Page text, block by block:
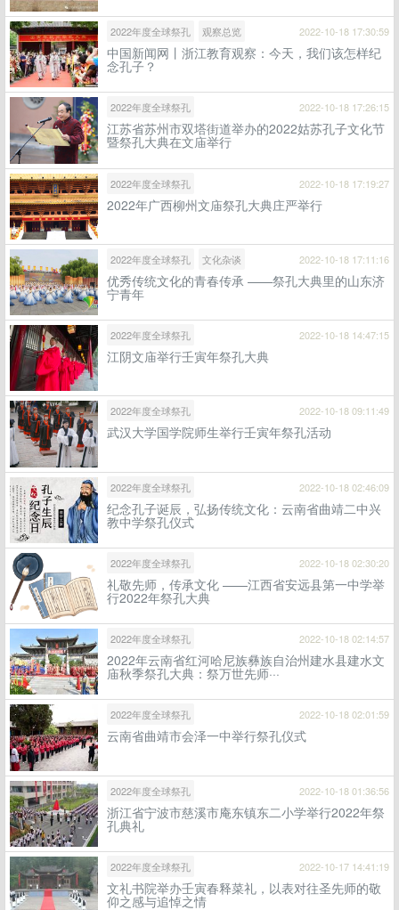
2022年度全球祭孔 观察总览 2022-10-18 17:30:59
中国新闻网丨浙江教育观察：今天，我们该怎样纪
念孔子？
2022年度全球祭孔 2022-10-18 17:26:15
江苏省苏州市双塔街道举办的2022姑苏孔子文化节
暨祭孔大典在文庙举行
2022年度全球祭孔 2022-10-18 17:19:27
2022年广西柳州文庙祭孔大典庄严举行
2022年度全球祭孔 文化杂谈 2022-10-18 17:11:16
优秀传统文化的青春传承 ——祭孔大典里的山东济
宁青年
2022年度全球祭孔 2022-10-18 14:47:15
江阴文庙举行壬寅年祭孔大典
2022年度全球祭孔 2022-10-18 09:11:49
武汉大学国学院师生举行壬寅年祭孔活动
2022年度全球祭孔 2022-10-18 02:46:09
纪念孔子诞辰，弘扬传统文化：云南省曲靖二中兴
教中学祭孔仪式
2022年度全球祭孔 2022-10-18 02:30:20
礼敬先师，传承文化 ——江西省安远县第一中学举
行2022年祭孔大典
2022年度全球祭孔 2022-10-18 02:14:57
2022年云南省红河哈尼族彝族自治州建水县建水文
庙秋季祭孔大典：祭万世先师···
2022年度全球祭孔 2022-10-18 02:01:59
云南省曲靖市会泽一中举行祭孔仪式
2022年度全球祭孔 2022-10-18 01:36:56
浙江省宁波市慈溪市庵东镇东二小学举行2022年祭
孔典礼
2022年度全球祭孔 2022-10-17 14:41:19
文礼书院举办壬寅春释菜礼，以表对往圣先师的敬
仰之感与追悼之情